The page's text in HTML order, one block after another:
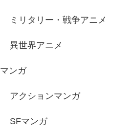
ミリタリー・戦争アニメ
異世界アニメ
マンガ
アクションマンガ
SFマンガ